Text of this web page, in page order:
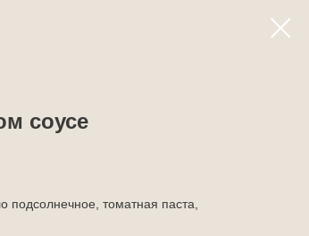
соусе
подсолнечное, томатная паста,